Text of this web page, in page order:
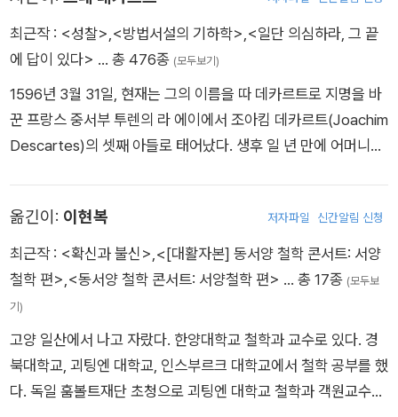
최근작 : <성찰> <방법서설의 기하학> <일단 의심하라, 그 끝
에 답이 있다> … 총 476종 (모두보기)
1596년 3월 31일, 현재는 그의 이름을 따 데카르트로 지명을 바
꾼 프랑스 중서부 투렌의 라 에이에서 조아킴 데카르트(Joachim
Descartes)의 셋째 아들로 태어났다. 생후 일 년 만에 어머니를
말한 브루노(Giordano Bruno)가 화형당하는 한편, 갈릴레이(G
alileo Galilei)가 천체망원경으로 목성의 위성을 발견하는 등 중
세의 기독교적 도그마와 근대과학의 희미한 서막이 공존하는 때
였다. 데카르트는 프아티에 대학에 입학해 법학사 학위를 받았지
되던 해 그는 놀라운 학문의 기초를 직관하도록 한 세 가지 꿈을
꾸고 나서 지혜를 추구하며 보편학을 정립할 것을 삶의 목표로 삼
게 되었다. 그로부터 10년 후 《정신지도규칙(Regulae ad direc
옮긴이: 이현복 저자파일 신간알림 신청
최근작 : <확신과 불신> <[대활자본] 동서양 철학 콘서트: 서양
철학 편> <동서양 철학 콘서트: 서양철학 편> … 총 17종 (모두보
기)
고양 일산에서 나고 자랐다. 한양대학교 철학과 교수로 있다. 경
북대학교, 괴팅엔 대학교, 인스부르크 대학교에서 철학 공부를 했
다. 독일 훔볼트재단 초청으로 괴팅엔 대학교 철학과 객원교수로